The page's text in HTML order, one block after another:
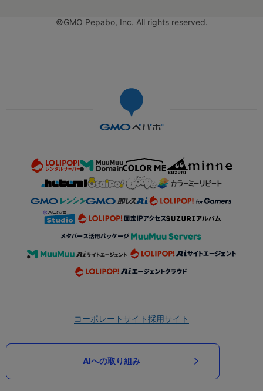
©GMO Pepabo, Inc. All rights reserved.
コーポレートサイト採用サイト
AIへの取り組み